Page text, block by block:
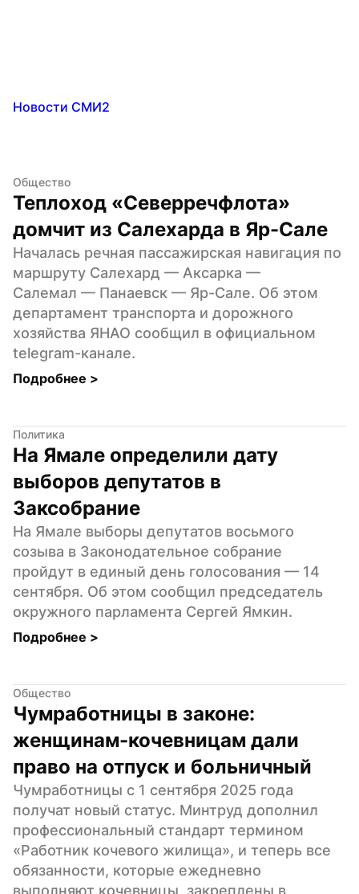
Новости СМИ2
Общество
Теплоход «Северречфлота»
домчит из Салехарда в Яр-Сале
Началась речная пассажирская навигация по
маршруту Салехард — Аксарка —
Салемал — Панаевск — Яр-Сале. Об этом
департамент транспорта и дорожного
хозяйства ЯНАО сообщил в официальном
telegram-канале.
Подробнее >
Политика
На Ямале определили дату
выборов депутатов в
Заксобрание
На Ямале выборы депутатов восьмого
созыва в Законодательное собрание
пройдут в единый день голосования — 14
сентября. Об этом сообщил председатель
окружного парламента Сергей Ямкин.
Подробнее >
Общество
Чумработницы в законе:
женщинам-кочевницам дали
право на отпуск и больничный
Чумработницы с 1 сентября 2025 года
получат новый статус. Минтруд дополнил
профессиональный стандарт термином
«Работник кочевого жилища», и теперь все
обязанности, которые ежедневно
выполняют кочевницы, закреплены в